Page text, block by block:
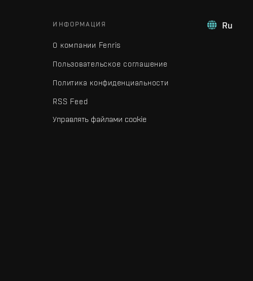
Ru
ИНФОРМАЦИЯ
О компании Fenris
Пользовательское соглашение
Политика конфиденциальности
RSS Feed
Управлять файлами cookie